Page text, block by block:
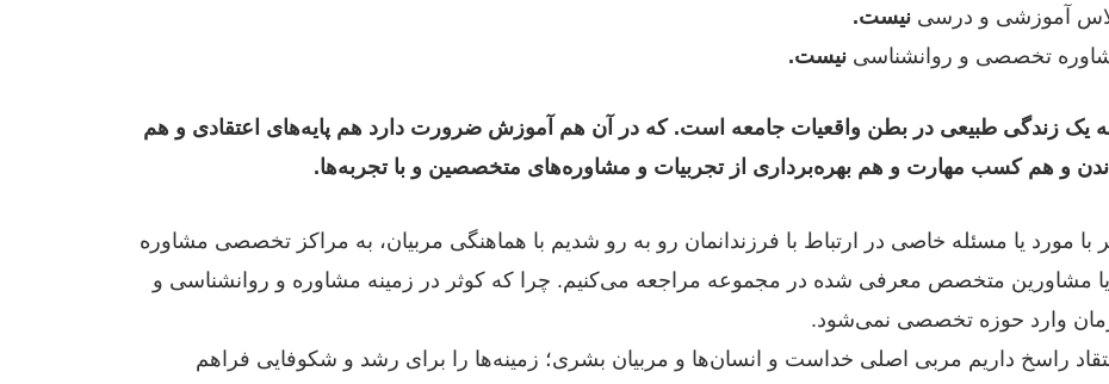
آموزشی و درسینیست.
تخصصی و روانشناسینیست.
یک زندگی طبیعی در بطن واقعیات جامعه است. که در آن هم آموزش ضرورت دارد هم پایه‌های اعتقادی و هم
و هم کسب مهارت و هم بهره‌برداری از تجربیات و مشاوره‌های متخصصین و با تجربه‌ها.
با مورد یا مسئله خاصی در ارتباط با فرزندانمان رو به رو شدیم با هماهنگی مربیان، به مراکز تخصصی مشاوره
مشاورین متخصص معرفی شده در مجموعه مراجعه می‌کنیم. چرا که کوثر در زمینه مشاوره و روانشناسی و
وارد حوزه تخصصی نمی‌شود.
راسخ داریم مربی اصلی خداست و انسان‌ها و مربیان بشری؛ زمینه‌ها را برای رشد و شکوفایی فراهم